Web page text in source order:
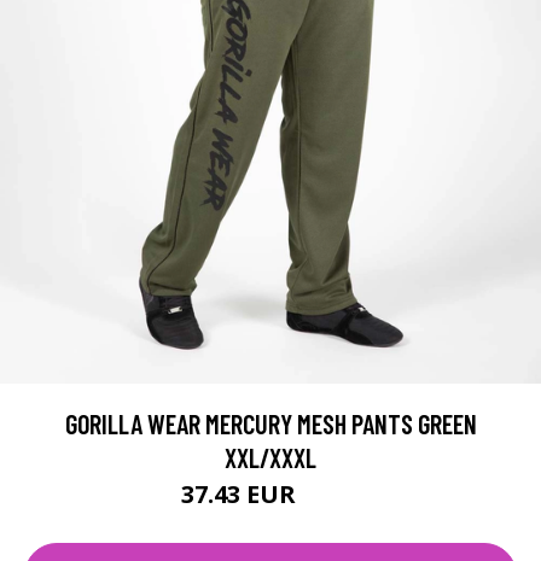
GORILLA WEAR MERCURY MESH PANTS GREEN
XXL/XXXL
37.43 EUR